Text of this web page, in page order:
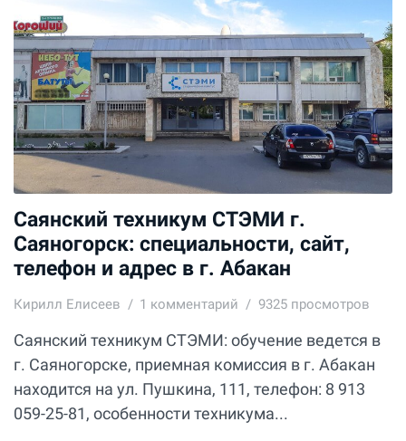
Саянский техникум СТЭМИ г.
Саяногорск: специальности, сайт,
телефон и адрес в г. Абакан
Кирилл Елисеев 1 комментарий 9325 просмотров
Саянский техникум СТЭМИ: обучение ведется в
г. Саяногорске, приемная комиссия в г. Абакан
находится на ул. Пушкина, 111, телефон: 8 913
059-25-81, особенности техникума...